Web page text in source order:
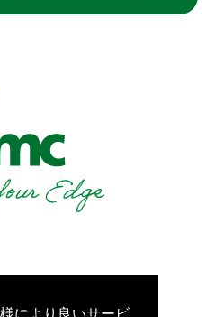
情報セキュリティ基本方針